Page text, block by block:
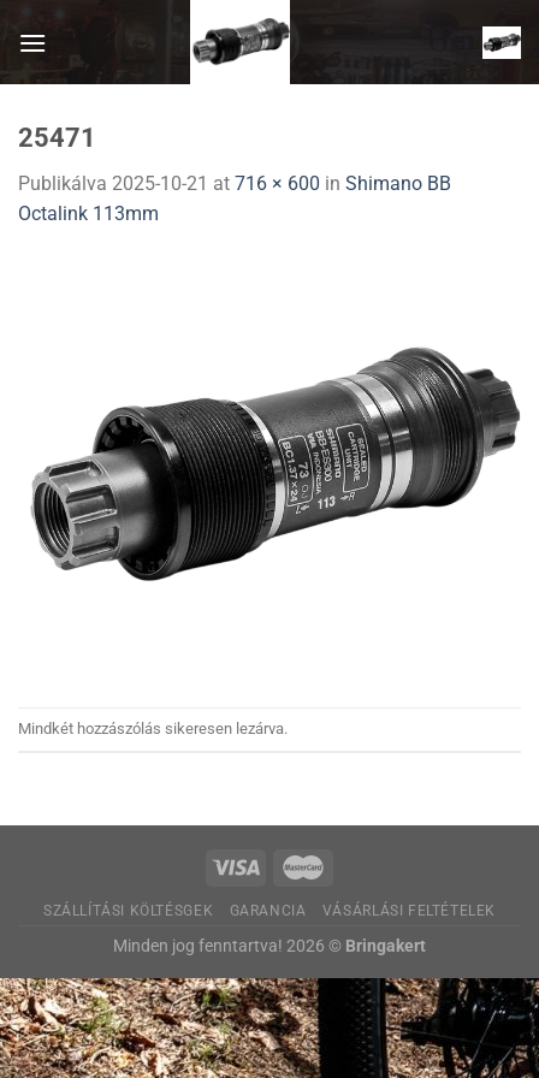
25471
Publikálva 2025-10-21 at 716 × 600 in Shimano BB
Octalink 113mm
Mindkét hozzászólás sikeresen lezárva.
SZÁLLÍTÁSI KÖLTÉSGEK GARANCIA VÁSÁRLÁSI FELTÉTELEK
Minden jog fenntartva! 2026 © Bringakert